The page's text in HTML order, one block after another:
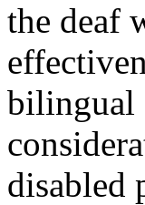
the deaf
bilingual
disabled